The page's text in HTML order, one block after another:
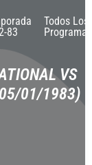
83
Todos Los
Programas
VS
01/1983)